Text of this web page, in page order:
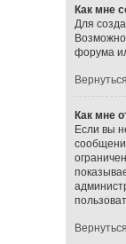
Как мне
Для
форума
Как мне
Если вы